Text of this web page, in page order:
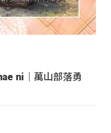
ni｜萬山部落勇